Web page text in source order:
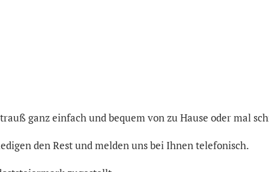
ganz einfach und bequem von zu Hause oder mal
den Rest und melden uns bei Ihnen telefonisch.